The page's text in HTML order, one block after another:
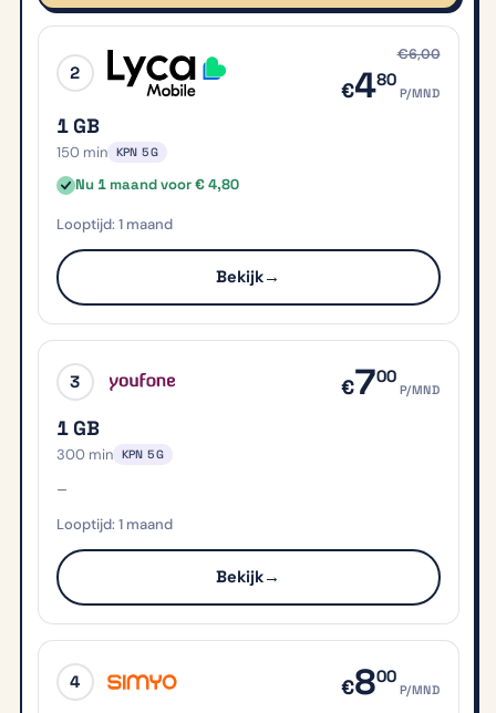
2
1 GB
150 min KPN 5G
Nu 1 maand voor € 4,80
1 maand
€6,00
€480
P/MND
Bekijk→
3
1 GB
300 min KPN 5G
–
1 maand
€700
P/MND
Bekijk→
4 €800
P/MND